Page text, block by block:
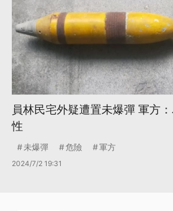
員林民宅外疑遭置未爆彈 軍方
性
未爆彈 危險 軍方
2024/7/2 19:31